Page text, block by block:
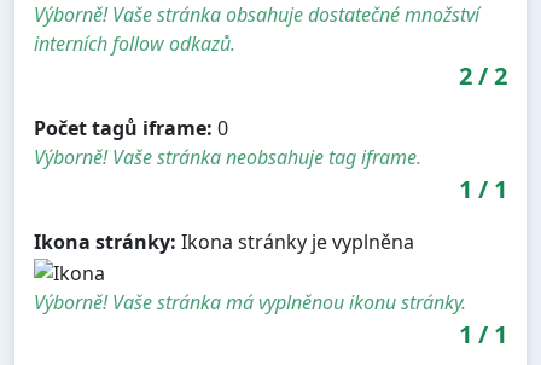
Výborně! Vaše stránka obsahuje dostatečné množství
interních follow odkazů.
2/2
Počet tagů iframe: 0
Výborně! Vaše stránka neobsahuje tag iframe.
1 / 1
Ikona stránky: Ikona stránky je vyplněna
Výborně! Vaše stránka má vyplněnou ikonu stránky.
1 / 1